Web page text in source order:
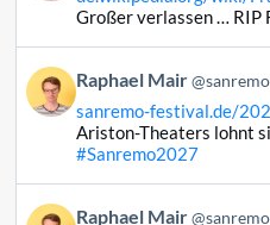
Raphael
Bluesky
ansehen
Großer verlassen … RIP
Beitrag
von
Raphael
ansehen
Raphael Mair
sanremo-festival.de/
Ariston-Theaters lohnt
#Sanremo2027
BeitragRaphael Mair